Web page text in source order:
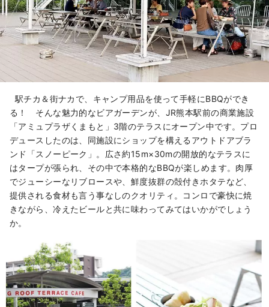
駅チカ＆街ナカで、キャンプ用品を使って手軽にBBQができ
る！ そんな魅力的なビアガーデンが、JR熊本駅前の商業施設
「アミュプラザくまもと」3階のテラスにオープン中です。プロ
デュースしたのは、同施設にショップを構えるアウトドアブラ
ンド「スノーピーク」。広さ約15m×30mの開放的なテラスに
はタープが張られ、その中で本格的なBBQが楽しめます。肉厚
でジューシーなリブロースや、鮮度抜群の殻付きホタテなど、
提供される食材も言う事なしのクオリティ。コンロで豪快に焼
きながら、冷えたビールと共に味わってみてはいかがでしょう
か。